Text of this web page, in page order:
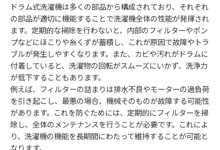
ドラム式洗濯機は多くの部品から構成されており、それぞれ
の部品が適切に機能することで洗濯機全体の性能が発揮され
ます。定期的な掃除を行わないと、内部のフィルターやポン
プなどにほこりや糸くずが蓄積し、これが原因で故障やトラ
ブルが発生しやすくなります。また、カビや汚れがドラムに
付着していると、洗濯物の回転がスムーズにいかず、洗浄力
が低下することもあります。
例えば、フィルターの詰まりは排水不良やモーターの過負荷
を引き起こし、最悪の場合、機械そのものが故障する可能性
があります。これを防ぐためには、定期的にフィルターを掃
除し、全体のメンテナンスを行うことが必要です。これによ
り、洗濯機の機能を長期間にわたって維持することが可能と
なります。